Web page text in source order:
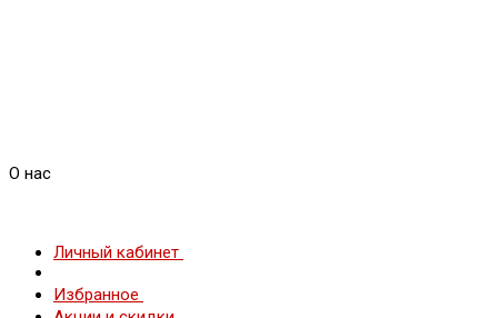
О нас
Личный кабинет
Избранное